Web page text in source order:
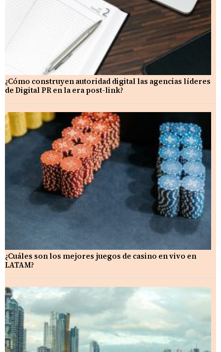
¿Cómo construyen autoridad digital las agencias líderes
de Digital PR en la era post-link?
¿Cuáles son los mejores juegos de casino en vivo en
LATAM?